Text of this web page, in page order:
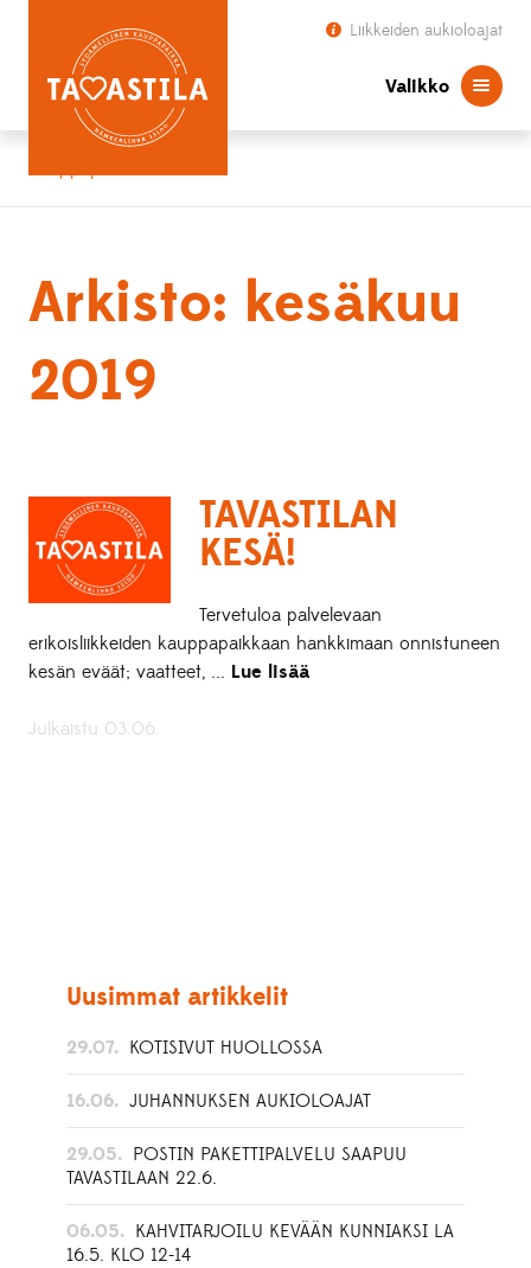
Liikkeiden aukioloajat
Valikko
Arkisto: kesäkuu
2019
TAVASTILAN
KESÄ!
Tervetuloa palvelevaan
erikoisliikkeiden kauppapaikkaan hankkimaan onnistuneen
kesän eväät; vaatteet, ... Lue lisää
Julkaistu 03.06.
Uusimmat artikkelit
29.07. KOTISIVUT HUOLLOSSA
16.06. JUHANNUKSEN AUKIOLOAJAT
29.05. POSTIN PAKETTIPALVELU SAAPUU
TAVASTILAAN 22.6.
06.05. KAHVITARJOILU KEVÄÄN KUNNIAKSI LA
16.5. KLO 12-14